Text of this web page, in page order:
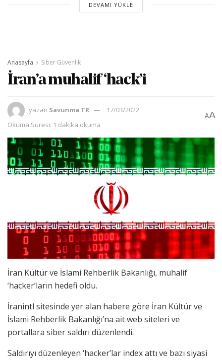
DEVAMI YÜKLE
Anasayfa Siber Güvenlik
İran’a muhalif ‘hack’i
yazan Savunma TR
17/03/2022
Okuma Süresi: 1 dakika okuma
AA
İran Kültür ve İslami Rehberlik Bakanlığı, muhalif
‘hacker’ların hedefi oldu.
İranintl sitesinde yer alan habere göre İran Kültür ve
İslami Rehberlik Bakanlığı’na ait web siteleri ve
portallara siber saldırı düzenlendi.
Saldırıyı düzenleyen ‘hacker’lar index attı ve bazı siyasi